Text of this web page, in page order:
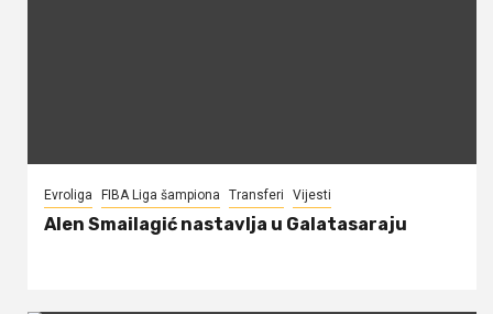
Evroliga FIBA Liga šampiona Transferi Vijesti
Alen Smailagić nastavlja u Galatasaraju